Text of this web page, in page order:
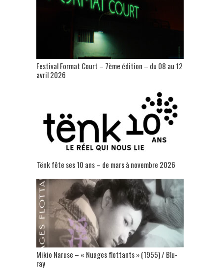
Festival Format Court – 7ème édition – du 08 au 12
avril 2026
Tënk fête ses 10 ans – de mars à novembre 2026
Mikio Naruse – « Nuages flottants » (1955) / Blu-
ray